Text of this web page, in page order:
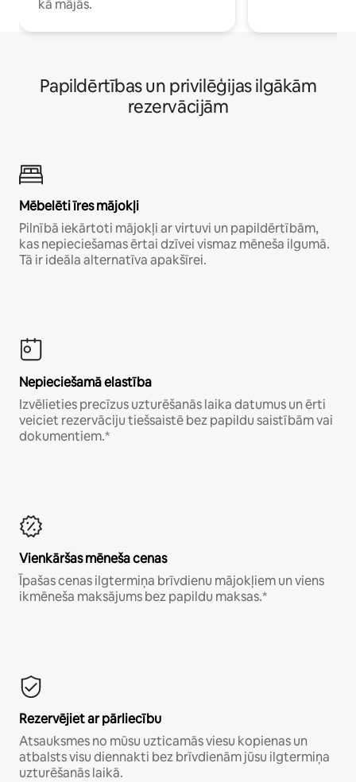
kā mājās.
Papildērtības un privilēģijas ilgākām
rezervācijām
Mēbelēti īres mājokļi
Pilnībā iekārtoti mājokļi ar virtuvi un papildērtībām,
kas nepieciešamas ērtai dzīvei vismaz mēneša ilgumā.
Tā ir ideāla alternatīva apakšīrei.
Nepieciešamā elastība
Izvēlieties precīzus uzturēšanās laika datumus un ērti
veiciet rezervāciju tiešsaistē bez papildu saistībām vai
dokumentiem.*
Vienkāršas mēneša cenas
Īpašas cenas ilgtermiņa brīvdienu mājokļiem un viens
ikmēneša maksājums bez papildu maksas.*
Rezervējiet ar pārliecību
Atsauksmes no mūsu uzticamās viesu kopienas un
atbalsts visu diennakti bez brīvdienām jūsu ilgtermiņa
uzturēšanās laikā.